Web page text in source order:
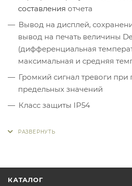
составления отчета
Вывод на дисплей,
вывод на печать величины
(дифференциальная
максимальная и средняя
Громкий сигнал тревоги
предельных значений
Класс защиты IP54
КАТАЛОГ